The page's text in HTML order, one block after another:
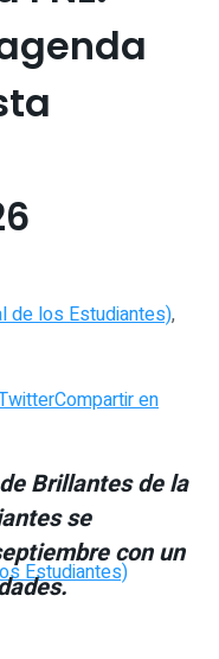
Estudiantes)
de los Estudiantes),
Compartir en
Brillantes de la
se
con un